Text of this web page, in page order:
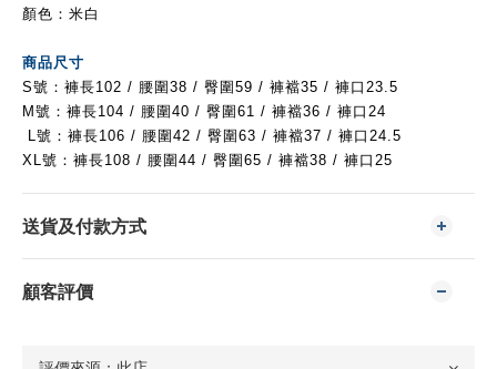
顏色：米白
商品尺寸
S號：褲長102 / 腰圍38 / 臀圍59 / 褲襠35 / 褲口23.5
M號： 褲長104 / 腰圍40 / 臀圍61 / 褲襠36 / 褲口24
L號： 褲長106 / 腰圍42 / 臀圍63 / 褲襠37 / 褲口24.5
XL號： 褲長108 / 腰圍44 / 臀圍65 / 褲襠38 / 褲口25
送貨及付款方式
顧客評價